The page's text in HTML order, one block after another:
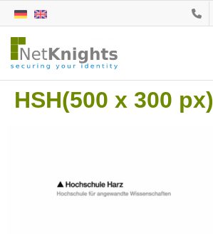
HSH(500 x 300 px)